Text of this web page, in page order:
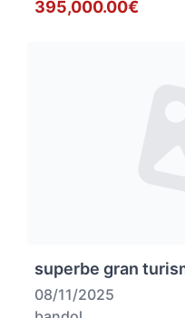
395,000.00€
superbe gran
08/11/2025